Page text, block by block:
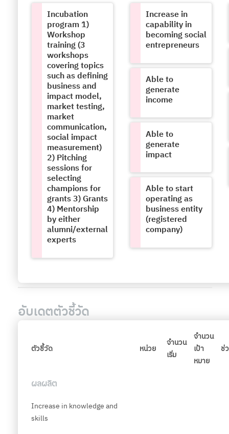
Incubation
program 1)
Workshop
training (3
workshops
covering topics
such as defining
business and
impact model,
market testing,
market
communication,
social impact
measurement)
2) Pitching
sessions for
selecting
champions for
grants 3) Grants
4) Mentorship
by either
alumni/external
experts
Increase in
capability in
becoming social
entrepreneurs
Able to
generate
income
Able to
generate
impact
Able to start
operating as
business entity
(registered
company)
อับเดตตัวชี้วัด
ตัวชี้วัด หน่วย
จำนวน
เริ่ม
จำนวน
เป้า
หมาย
ช่
ผลผลิต
Increase in knowledge and
skills